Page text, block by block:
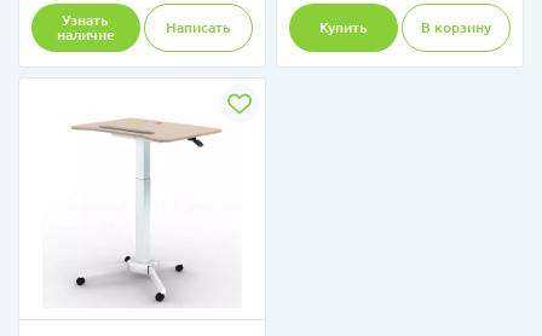
Узнать
наличие
Написать Купить В корзину